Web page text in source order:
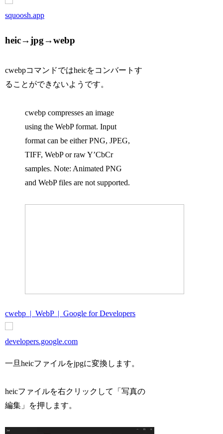
squoosh.app
heic→jpg→webp
cwebpコマンドではheicをコンバートす
ることができないようです。
cwebp compresses an image
using the WebP format. Input
format can be either PNG, JPEG,
TIFF, WebP or raw Y’CbCr
samples. Note: Animated PNG
and WebP files are not supported.
cwebp | WebP | Google for Developers
developers.google.com
一旦heicファイルをjpgに変換します。
heicファイルを右クリックして「写真の
編集」を押します。